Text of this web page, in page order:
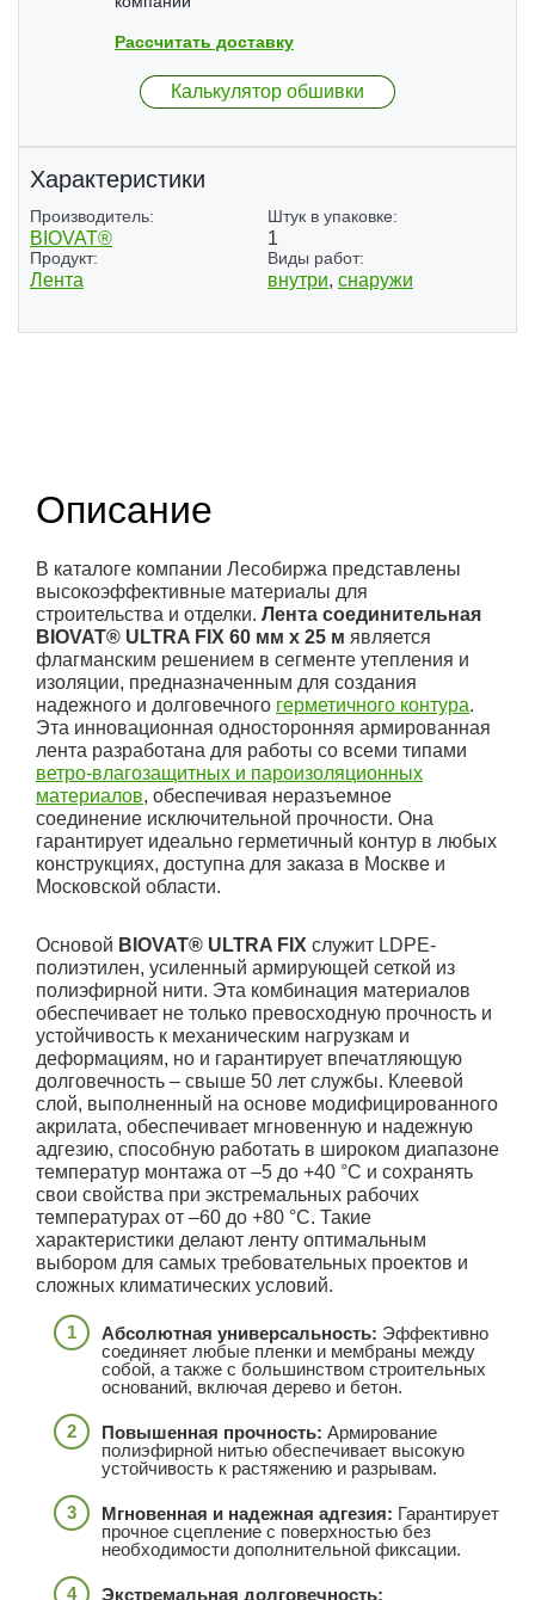
Рассчитать доставку
Калькулятор обшивки
Характеристики
Производитель:
BIOVAT®
Штук в упаковке:
1
Продукт:
Лента
Виды работ:
внутри, снаружи
Описание
В каталоге компании Лесобиржа представлены
высокоэффективные материалы для
строительства и отделки. Лента соединительная
BIOVAT® ULTRA FIX 60 мм х 25 м является
флагманским решением в сегменте утепления и
изоляции, предназначенным для создания
надежного и долговечного герметичного контура.
Эта инновационная односторонняя армированная
лента разработана для работы со всеми типами
ветро-влагозащитных и пароизоляционных
материалов, обеспечивая неразъемное
соединение исключительной прочности. Она
гарантирует идеально герметичный контур в любых
конструкциях, доступна для заказа в Москве и
Московской области.
Основой BIOVAT® ULTRA FIX служит LDPE-
полиэтилен, усиленный армирующей сеткой из
полиэфирной нити. Эта комбинация материалов
обеспечивает не только превосходную прочность и
устойчивость к механическим нагрузкам и
деформациям, но и гарантирует впечатляющую
долговечность – свыше 50 лет службы. Клеевой
слой, выполненный на основе модифицированного
акрилата, обеспечивает мгновенную и надежную
адгезию, способную работать в широком диапазоне
температур монтажа от –5 до +40 °C и сохранять
свои свойства при экстремальных рабочих
температурах от –60 до +80 °C. Такие
характеристики делают ленту оптимальным
выбором для самых требовательных проектов и
сложных климатических условий.
Абсолютная универсальность: Эффективно
соединяет любые пленки и мембраны между
собой, а также с большинством строительных
оснований, включая дерево и бетон.
Повышенная прочность: Армирование
полиэфирной нитью обеспечивает высокую
устойчивость к растяжению и разрывам.
Мгновенная и надежная адгезия: Гарантирует
прочное сцепление с поверхностью без
необходимости дополнительной фиксации.
Экстремальная долговечность: